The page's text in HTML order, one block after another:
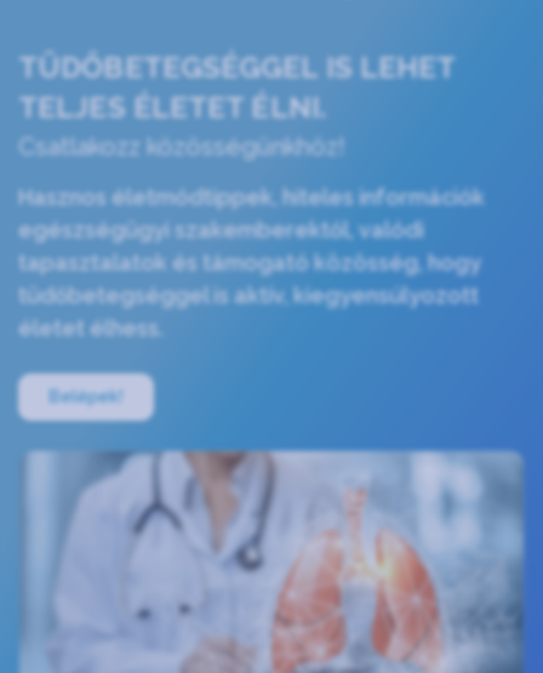
TÜDŐBETEGSÉGGEL IS LEHET
TELJES ÉLETET ÉLNI.
Csatlakozz közösségünkhöz!
Hasznos életmódtippek, hiteles információk
egészségügyi szakemberektől, valódi
tapasztalatok és támogató közösség, hogy
tüdőbetegséggel is aktív, kiegyensúlyozott
életet élhess.
Belépek!